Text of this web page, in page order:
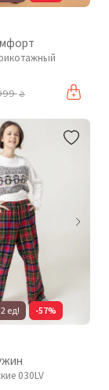
₴
ед! -57%
030LV